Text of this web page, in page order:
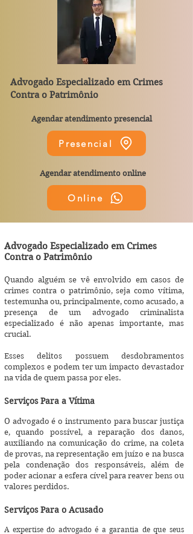
Advogado Especializado em Crimes
Contra o Patrimônio
Agendar atendimento presencial
Presencial
Agendar atendimento online
Online
Advogado Especializado em Crimes
Contra o Patrimônio
Quando alguém se vê envolvido em casos de
crimes contra o patrimônio, seja como vítima,
testemunha ou, principalmente, como acusado, a
presença de um advogado criminalista
especializado é não apenas importante, mas
crucial.
Esses delitos possuem desdobramentos
complexos e podem ter um impacto devastador
na vida de quem passa por eles.
Serviços Para a Vítima
O advogado é o instrumento para buscar justiça
e, quando possível, a reparação dos danos,
auxiliando na comunicação do crime, na coleta
de provas, na representação em juízo e na busca
pela condenação dos responsáveis, além de
poder acionar a esfera cível para reaver bens ou
valores perdidos.
Serviços Para o Acusado
A expertise do advogado é a garantia de que seus